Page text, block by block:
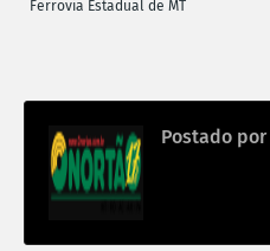
Ferrovia Estadual de MT
Postado por